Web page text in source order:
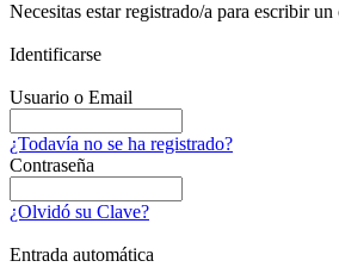
Necesitas estar registrado/a para escribir
Identificarse
Usuario o Email
¿Todavía no se ha registrado?
Contraseña
¿Olvidó su Clave?
Entrada automática